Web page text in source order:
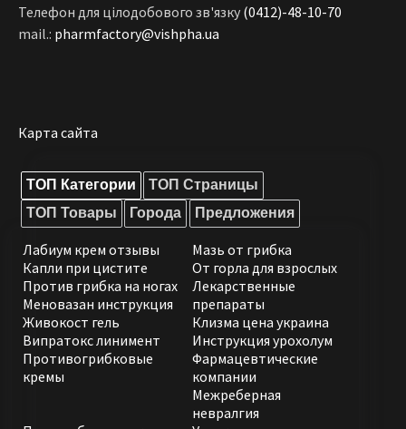
Телефон для цілодобового зв'язку (0412)-48-10-70
mail.: pharmfactory@vishpha.ua
Карта сайта
ТОП Категории
ТОП Страницы
ТОП Товары
Города Предложения
Лабиум крем отзывы
Капли при цистите
Против грибка на ногах
Меновазан инструкция
Живокост гель
Випратокс линимент
Противогрибковые
кремы
Мазь от грибка
От горла для взрослых
Лекарственные
препараты
Клизма цена украина
Инструкция урохолум
Фармацевтические
компании
Межреберная
невралгия